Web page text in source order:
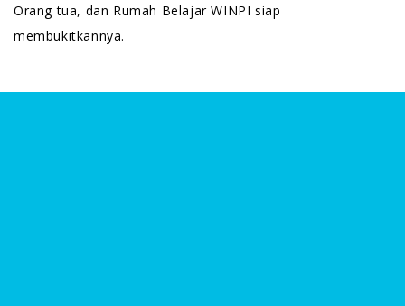
Orang tua, dan Rumah Belajar WINPI siap
membukitkannya.